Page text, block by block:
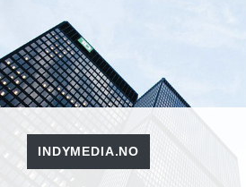
INDYMEDIA.NO